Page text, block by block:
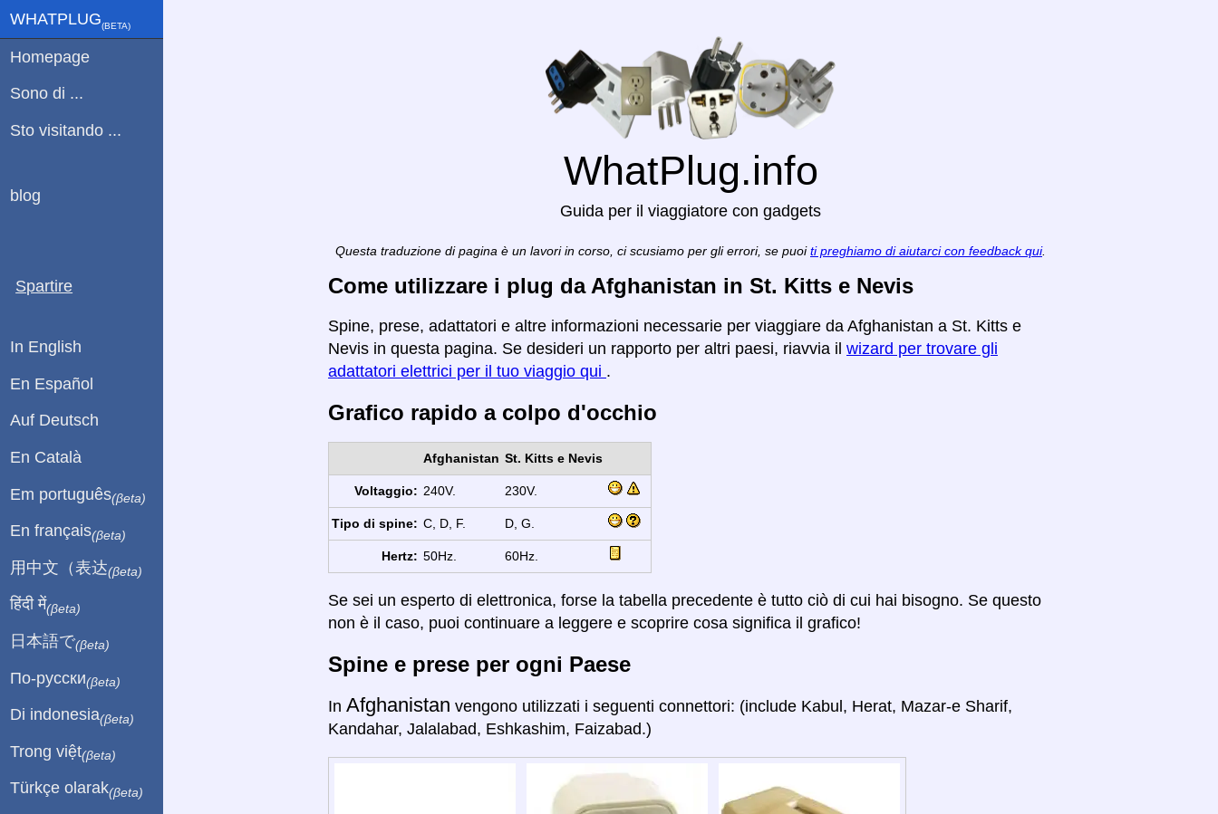
WhatPlug.info
Guida per il viaggiatore con gadgets
Questa traduzione di pagina è un lavori in corso, ci scusiamo per gli errori, se puoi ti preghiamo di aiutarci con feedback qui.
Come utilizzare i plug da Afghanistan in St. Kitts e Nevis
Spine, prese, adattatori e altre informazioni necessarie per viaggiare da Afghanistan a St. Kitts e
Nevis in questa pagina. Se desideri un rapporto per altri paesi, riavvia il wizard per trovare gli
adattatori elettrici per il tuo viaggio qui .
Grafico rapido a colpo d'occhio
Afghanistan St. Kitts e Nevis
Voltaggio: 240V. 230V.
Tipo di spine: C, D, F. D, G.
Hertz: 50Hz. 60Hz.
Se sei un esperto di elettronica, forse la tabella precedente è tutto ciò di cui hai bisogno. Se questo
non è il caso, puoi continuare a leggere e scoprire cosa significa il grafico!
Spine e prese per ogni Paese
In Afghanistan vengono utilizzati i seguenti connettori: (include Kabul, Herat, Mazar-e Sharif,
Kandahar, Jalalabad, Eshkashim, Faizabad.)
WHATPLUG(ΒETA)
Homepage
Sono di ...
Sto visitando ...
blog
Spartire
In English
En Español
Auf Deutsch
En Català
Em português(βeta)
En français(βeta)
用中文（表达(βeta)
हिंदी में(βeta)
日本語で(βeta)
По-русски(βeta)
Di indonesia(βeta)
Trong việt(βeta)
Türkçe olarak(βeta)